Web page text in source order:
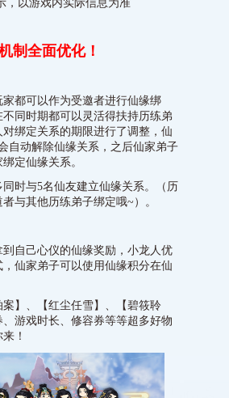
制全面优化！
都可以作为受邀者进行仙缘绑
同时期都可以灵活得扶持历练弟
绑定关系的期限进行了调整，仙
自动解除仙缘关系，之后仙家弟子
定仙缘关系。
时与5名仙友建立仙缘关系。（历
与其他历练弟子绑定哦~）。
自己心仪的仙缘奖励，小龙人优
仙家弟子可以使用仙缘积分在仙
】、【红尘任雪】、【碧筱聆
、游戏时长、修容券等等超多好物
！